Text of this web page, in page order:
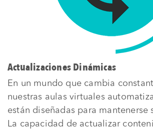
Actualizaciones Dinámicas
En un mundo que cambia
nuestras aulas virtuales
están diseñadas para mantenerse
La capacidad de actualizar